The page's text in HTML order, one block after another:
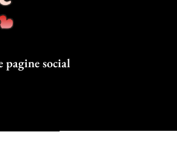
pagine social